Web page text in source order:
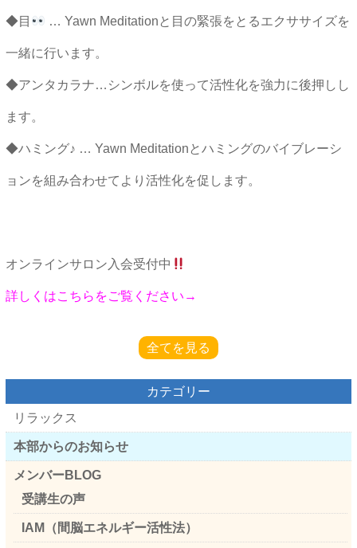
◆目 … Yawn Meditationと目の緊張をとるエクササイズを
一緒に行います。
◆アンタカラナ…シンボルを使って活性化を強力に後押しし
ます。
◆ハミング♪ … Yawn Meditationとハミングのバイブレーシ
ョンを組み合わせてより活性化を促します。
オンラインサロン入会受付中
詳しくはこちらをご覧ください→
全てを見る
カテゴリー
リラックス
本部からのお知らせ
メンバーBLOG
受講生の声
IAM（間脳エネルギー活性法）